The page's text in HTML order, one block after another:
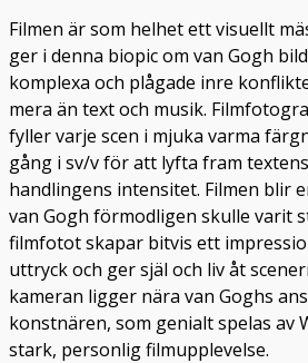
Filmen är som helhet ett visuellt
ger i denna biopic om van Gogh
komplexa och plågade inre
mera än text och musik.
fyller varje scen i mjuka varma
gång i sv/v för att lyfta fram
handlingens intensitet. Filmen blir
van Gogh förmodligen skulle varit
filmfotot skapar bitvis ett
uttryck och ger själ och liv åt
kameran ligger nära van Goghs
konstnären, som genialt spelas av
stark, personlig filmupplevelse.